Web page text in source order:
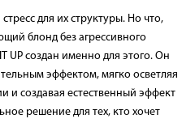
для их структуры. Но что,
блонд без агрессивного
UP создан именно для этого. Он
эффектом, мягко осветляя
создавая естественный эффект
решение для тех, кто хочет